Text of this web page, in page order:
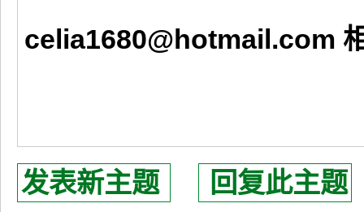
celia1680@hotmail.com
发表新主题 回复此主题